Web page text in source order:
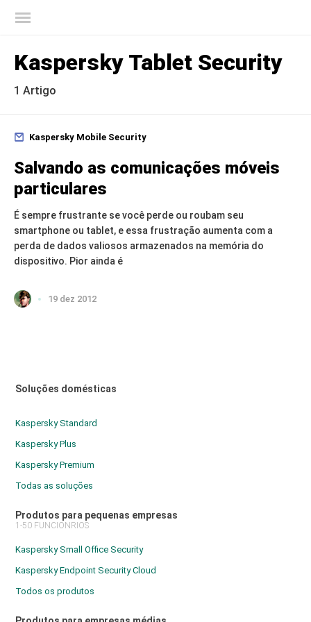
Kaspersky Tablet Security
1 Artigo
Kaspersky Mobile Security
Salvando as comunicações móveis
particulares
É sempre frustrante se você perde ou roubam seu
smartphone ou tablet, e essa frustração aumenta com a
perda de dados valiosos armazenados na memória do
dispositivo. Pior ainda é
19 dez 2012
Soluções domésticas
Kaspersky Standard
Kaspersky Plus
Kaspersky Premium
Todas as soluções
Produtos para pequenas empresas
1-50 FUNCIONRIOS
Kaspersky Small Office Security
Kaspersky Endpoint Security Cloud
Todos os produtos